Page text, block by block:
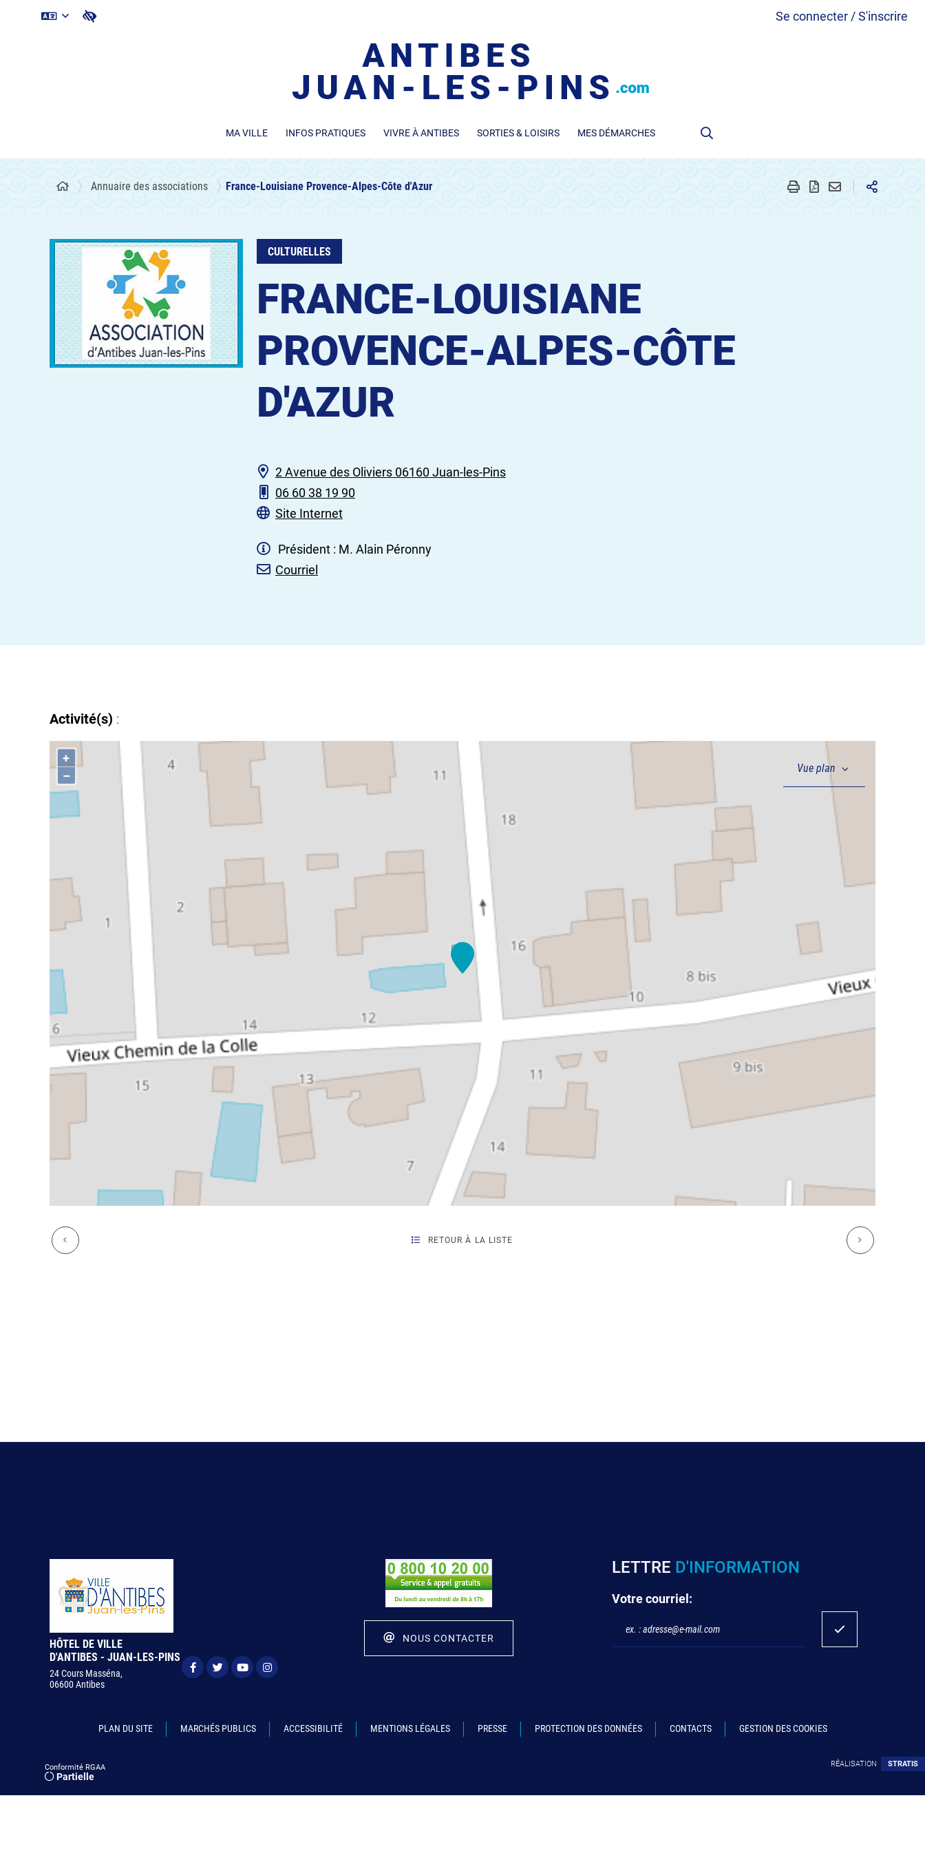
Se connecter / S'inscrire
MA VILLE INFOS PRATIQUES VIVRE À ANTIBES SORTIES & LOISIRS MES DÉMARCHES
Annuaire des associations France-Louisiane Provence-Alpes-Côte d'Azur
CULTURELLES
FRANCE-LOUISIANE
PROVENCE-ALPES-CÔTE
D'AZUR
2 Avenue des Oliviers 06160 Juan-les-Pins
06 60 38 19 90
Site Internet
Président : M. Alain Péronny
Courriel
Activité(s) :
+
–
RETOUR À LA LISTE
HÔTEL DE VILLE
D'ANTIBES - JUAN-LES-PINS
24 Cours Masséna,
06600 Antibes
NOUS CONTACTER
LETTRE D'INFORMATION
Votre courriel:
PLAN DU SITE MARCHÉS PUBLICS ACCESSIBILITÉ MENTIONS LÉGALES PRESSE PROTECTION DES DONNÉES CONTACTS GESTION DES COOKIES
Conformité RGAA
Partielle
RÉALISATION STRATIS